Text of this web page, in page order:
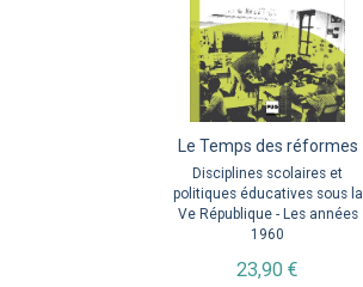
Le Temps des réformes
Disciplines scolaires et
politiques éducatives sous la
Ve République - Les années
1960
23,90 €